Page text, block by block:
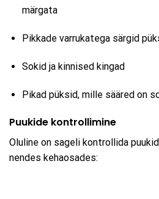
märgata
Pikkade varrukatega särgid
Sokid ja kinnised kingad
Pikad püksid, mille sääred on
Puukide kontrollimine
Oluline on sageli kontrollida
nendes kehaosades: